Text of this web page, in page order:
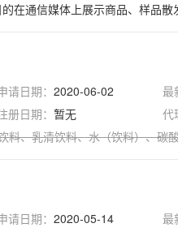
在通信媒体上展示商品、样品散
请日期： 2020-06-02
册日期： 暂无
最
代
料、乳清饮料、水（饮料）、碳
请日期： 2020-05-14
最